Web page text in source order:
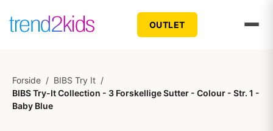
OUTLET
Forside / BIBS Try It /
BIBS Try-It Collection - 3 Forskellige Sutter - Colour - Str. 1 -
Baby Blue